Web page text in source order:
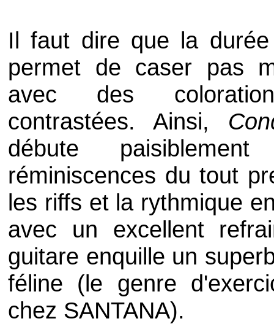
Il faut dire que la
permet de caser pas
avec des
contrastées. Ainsi,
débute
réminiscences du tout
les riffs et la rythmique
avec un excellent
guitare enquille un
féline (le genre
chez SANTANA).